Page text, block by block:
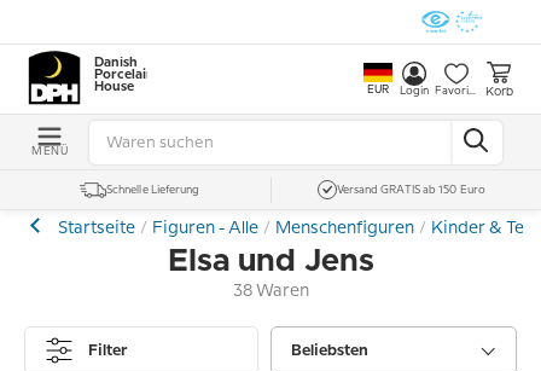
Danish
Porcelain
House
EUR Login Favoriten Korb
MENÜ
Schnelle Lieferung Versand GRATIS ab 150 Euro
Startseite Figuren - Alle Menschenfiguren Kinder &
Elsa und Jens
38 Waren
Filter Beliebsten